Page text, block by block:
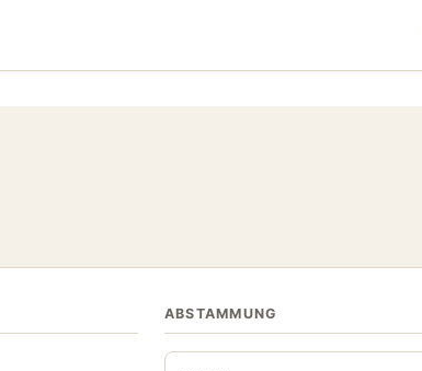
ABSTAMMUNG